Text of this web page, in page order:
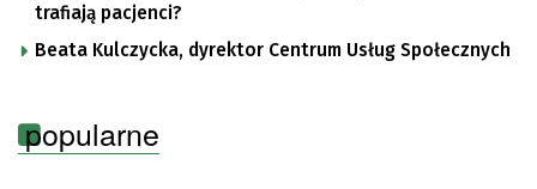
trafiają pacjenci?
Beata Kulczycka, dyrektor Centrum Usług Społecznych
popularne